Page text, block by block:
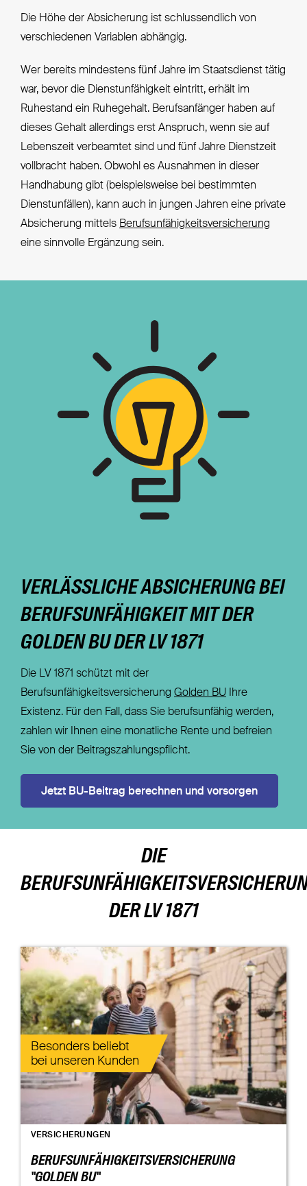
Die Höhe der Absicherung ist schlussendlich von
verschiedenen Variablen abhängig.
Wer bereits mindestens fünf Jahre im Staatsdienst tätig
war, bevor die Dienstunfähigkeit eintritt, erhält im
Ruhestand ein Ruhegehalt. Berufsanfänger haben auf
dieses Gehalt allerdings erst Anspruch, wenn sie auf
Lebenszeit verbeamtet sind und fünf Jahre Dienstzeit
vollbracht haben. Obwohl es Ausnahmen in dieser
Handhabung gibt (beispielsweise bei bestimmten
Dienstunfällen), kann auch in jungen Jahren eine private
Absicherung mittels Berufsunfähigkeitsversicherung
eine sinnvolle Ergänzung sein.
VERLÄSSLICHE ABSICHERUNG BEI
BERUFSUNFÄHIGKEIT MIT DER
GOLDEN BU DER LV 1871
Die LV 1871 schützt mit der
Berufsunfähigkeitsversicherung Golden BUIhre
Existenz. Für den Fall, dass Sie berufsunfähig werden,
zahlen wir Ihnen eine monatliche Rente und befreien
Sie von der Beitragszahlungspflicht.
Jetzt BU-Beitrag berechnen und vorsorgen
DIE
DER LV 1871
Besonders beliebt
bei unseren Kunden
VERSICHERUNGEN
BERUFSUNFÄHIGKEITSVERSICHERUNG
"GOLDEN BU"